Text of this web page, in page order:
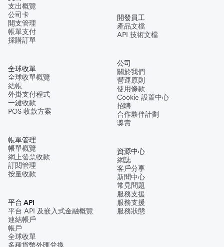
支出概覽
公司卡
開支管理
帳單支付
採購訂單
全球收單
全球收單概覽
結帳
外掛支付程式
一鍵收款
POS 收款方案
帳單管理
帳單概覽
網上發票收款
訂閱管理
按量收款
平台 API
平台 API 及嵌入式金融概覽
連結帳戶
帳戶
全球收單
多種貨幣外匯兌換
開發員工
產品文檔
API 技術文檔
公司
關於我們
營運原則
使用條款
Cookie 設置中心
招聘
合作夥伴計劃
獎賞
資源中心
網誌
客戶分享
新聞中心
常見問題
服務支援
服務支援
服務狀態